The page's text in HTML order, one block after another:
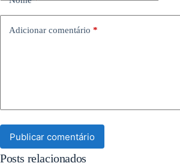
Adicionar comentário *
Publicar comentário
Posts relacionados